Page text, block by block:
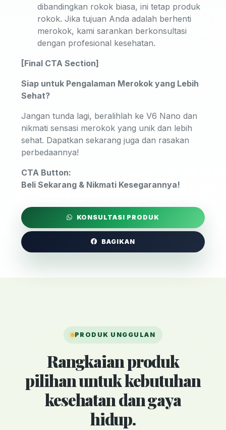
dibandingkan rokok biasa, ini tetap produk
rokok. Jika tujuan Anda adalah berhenti
merokok, kami sarankan berkonsultasi
dengan profesional kesehatan.
[Final CTA Section]
Siap untuk Pengalaman Merokok yang Lebih
Sehat?
Jangan tunda lagi, beralihlah ke V6 Nano dan
nikmati sensasi merokok yang unik dan lebih
sehat. Dapatkan sekarang juga dan rasakan
perbedaannya!
CTA Button:
Beli Sekarang & Nikmati Kesegarannya!
KONSULTASI PRODUK
BAGIKAN
PRODUK UNGGULAN
Rangkaian produk
pilihan untuk kebutuhan
kesehatan dan gaya
hidup.